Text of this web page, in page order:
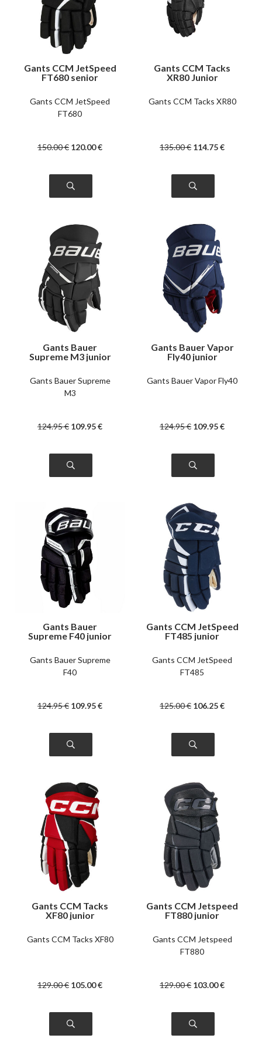
Gants CCM JetSpeed
FT680 senior
Gants CCM JetSpeed
FT680
150.00€ 120.00€
Gants CCM Tacks
XR80 Junior
Gants CCM Tacks XR80
135.00€ 114.75€
Gants Bauer
Supreme M3 junior
Gants Bauer Supreme
M3
124.95€ 109.95€
Gants Bauer Vapor
Fly40 junior
Gants Bauer Vapor Fly40
124.95€ 109.95€
Gants Bauer
Supreme F40 junior
Gants Bauer Supreme
F40
124.95€ 109.95€
Gants CCM JetSpeed
FT485 junior
Gants CCM JetSpeed
FT485
125.00€ 106.25€
Gants CCM Tacks
XF80 junior
Gants CCM Tacks XF80
129.00€ 105.00€
Gants CCM Jetspeed
FT880 junior
Gants CCM Jetspeed
FT880
129.00€ 103.00€